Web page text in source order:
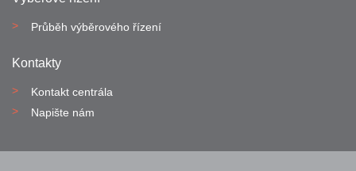
Průběh výběrového řízení
Kontakty
Kontakt centrála
Napište nám